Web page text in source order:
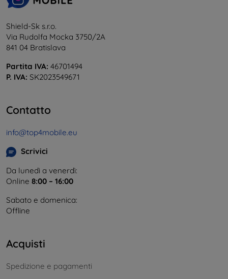
Shield-Sk s.r.o.
Via Rudolfa Mocka 3750/2A
841 04 Bratislava
Partita IVA: 46701494
P. IVA: SK2023549671
Contatto
info@top4mobile.eu
Scrivici
Da lunedì a venerdì:
Online 8:00 – 16:00
Sabato e domenica:
Offline
Acquisti
Spedizione e pagamenti